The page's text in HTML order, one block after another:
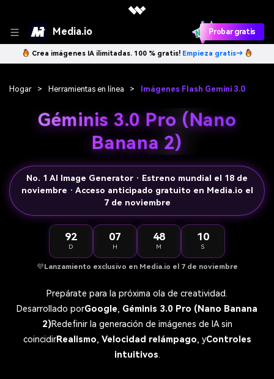
Media.io Probar gratis
Crea imágenes IA ilimitadas. 100 % gratis! Empieza gratis→
Hogar > Herramientas en línea > Imágenes Flash Gemini 3.0
Géminis 3.0 Pro (Nano
Banana 2)
No. 1 AI Image Generator · Estreno mundial el 18 de
noviembre · Acceso anticipado gratuito en Media.io el
7 de noviembre
92
D
07
H
48
M
07
S
💜Lanzamiento exclusivo en Media.io el 7 de noviembre
Prepárate para la próxima ola de creatividad.
Desarrollado porGoogle, Géminis 3.0 Pro (Nano Banana
2)Redefinir la generación de imágenes de IA sin
coincidirRealismo, Velocidad relámpago, yControles
intuitivos.